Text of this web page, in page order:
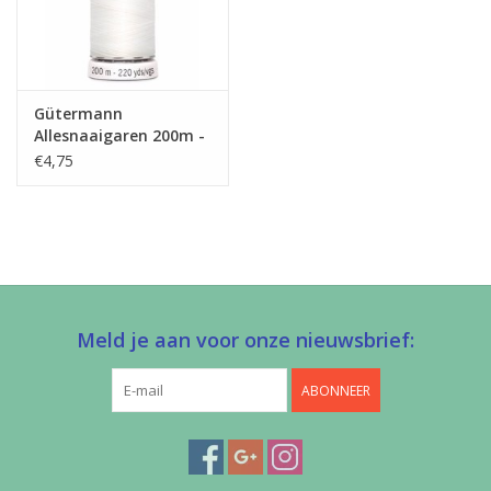
Gütermann
Allesnaaigaren 200m -
wit
€4,75
Meld je aan voor onze nieuwsbrief:
ABONNEER